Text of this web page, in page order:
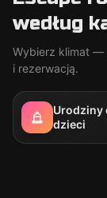
według
Wybierz klimat —
i rezerwacją.
Urodziny
dzieci